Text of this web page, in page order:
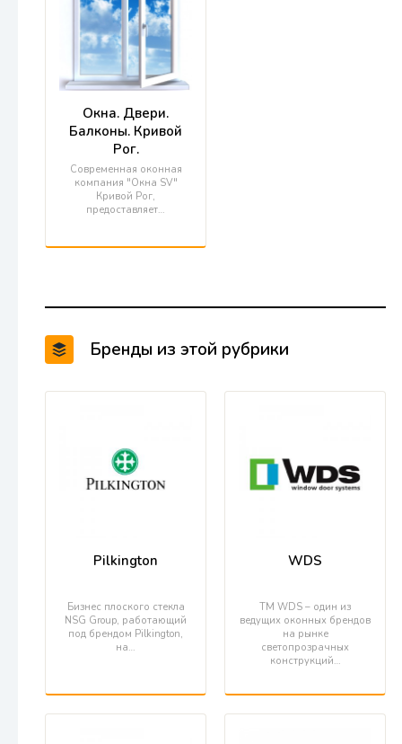
Окна. Двери.
Балконы. Кривой
Рог.
Современная оконная
компания "Окна SV"
Кривой Рог,
предоставляет…
Бренды из этой рубрики
Pilkington
Бизнес плоского стекла
NSG Group, работающий
под брендом Pilkington,
на…
WDS
TM WDS – один из
ведущих оконных брендов
на рынке
светопрозрачных
конструкций…